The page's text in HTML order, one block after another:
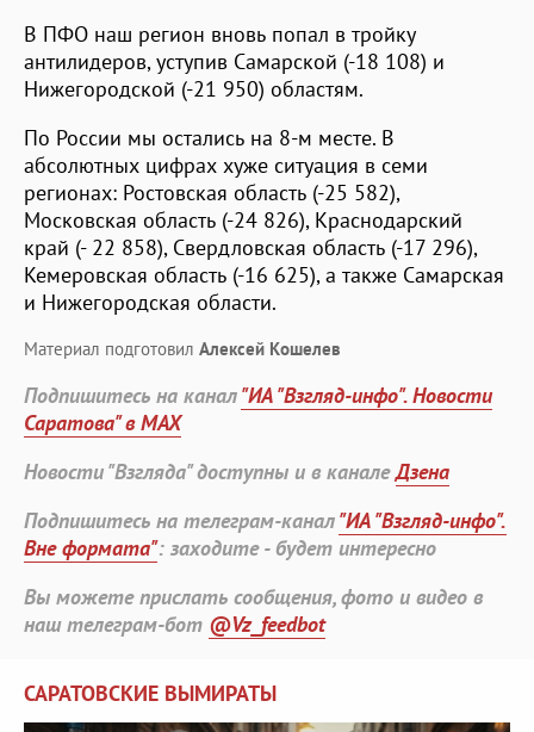
В ПФО наш регион вновь попал в тройку
антилидеров, уступив Самарской (-18 108) и
Нижегородской (-21 950) областям.
По России мы остались на 8-м месте. В
абсолютных цифрах хуже ситуация в семи
регионах: Ростовская область (-25 582),
Московская область (-24 826), Краснодарский
край (- 22 858), Свердловская область (-17 296),
Кемеровская область (-16 625), а также Самарская
и Нижегородская области.
Материал подготовил Алексей Кошелев
Подпишитесь на канал"ИА "Взгляд-инфо". Новости
Саратова" в MAX
Новости "Взгляда" доступны и в каналеДзена
Подпишитесь на телеграм-канал"ИА "Взгляд-инфо".
Вне формата": заходите - будет интересно
Вы можете прислать сообщения, фото и видео в
наш телеграм-бот @Vz_feedbot
САРАТОВСКИЕ ВЫМИРАТЫ